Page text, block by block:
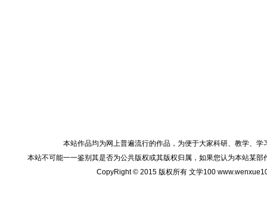
本站作品均为网上普遍流行的作品，为便于大家科研、教学、
本站不可能一一鉴别其是否为公共版权或其版权归属，如果您认为本站某
CopyRight © 2015 版权所有 文学100